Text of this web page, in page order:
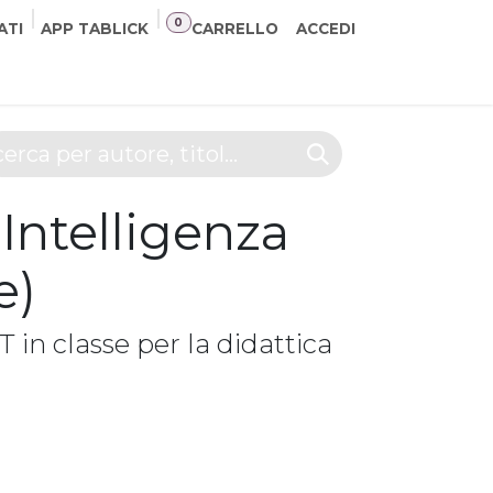
APP TABLICK CARRELLO
0 ACCEDI
in classe per la didattica